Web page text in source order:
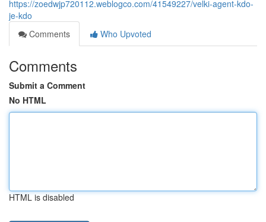
https://zoedwjp720112.weblogco.com/41549227/velki-agent-kdo-
je-kdo
Comments
Who Upvoted
Comments
Submit a Comment
No HTML
HTML is disabled